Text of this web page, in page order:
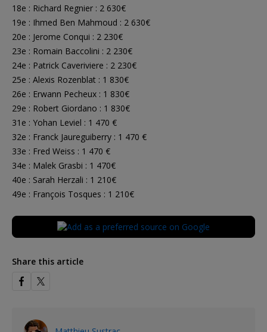
18e : Richard Regnier : 2 630€
19e : Ihmed Ben Mahmoud : 2 630€
20e : Jerome Conqui : 2 230€
23e : Romain Baccolini : 2 230€
24e : Patrick Caveriviere : 2 230€
25e : Alexis Rozenblat : 1 830€
26e : Erwann Pecheux : 1 830€
29e : Robert Giordano : 1 830€
31e : Yohan Leviel : 1 470 €
32e : Franck Jaureguiberry : 1 470 €
33e : Fred Weiss : 1 470 €
34e : Malek Grasbi : 1 470€
40e : Sarah Herzali : 1 210€
49e : François Tosques : 1 210€
Share this article